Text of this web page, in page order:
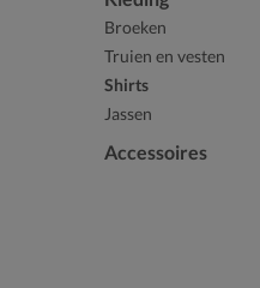
Broeken
Truien en vesten
Shirts
Jassen
Accessoires